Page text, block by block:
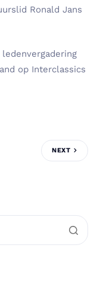
Ronald Jans
op Interclassics
NEXT